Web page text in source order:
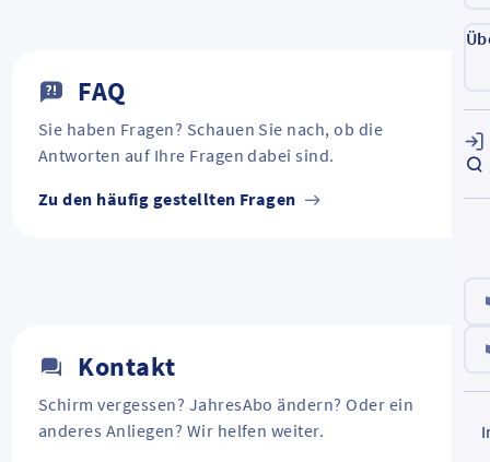
FAQ
Sie haben Fragen? Schauen Sie nach, ob die
Antworten auf Ihre Fragen dabei sind.
Zu den häufig gestellten Fragen
Kontakt
Schirm vergessen? JahresAbo ändern? Oder ein
anderes Anliegen? Wir helfen weiter.